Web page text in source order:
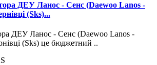
ДЕУ Ланос - Сенс (Daewoo Lanos -
(Sks)...
ДЕУ Ланос - Сенс (Daewoo Lanos -
(Sks) це бюджетний ..